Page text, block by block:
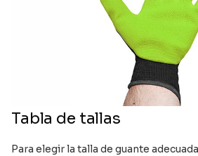
Tabla de tallas
Para elegir la talla de guante